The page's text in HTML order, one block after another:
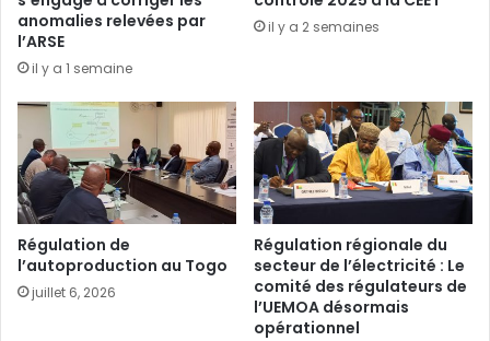
anomalies relevées par
l’ARSE
il y a 1 semaine
il y a 2 semaines
Régulation de
l’autoproduction au Togo
juillet 6, 2026
Régulation régionale du
secteur de l’électricité : Le
comité des régulateurs de
l’UEMOA désormais
opérationnel